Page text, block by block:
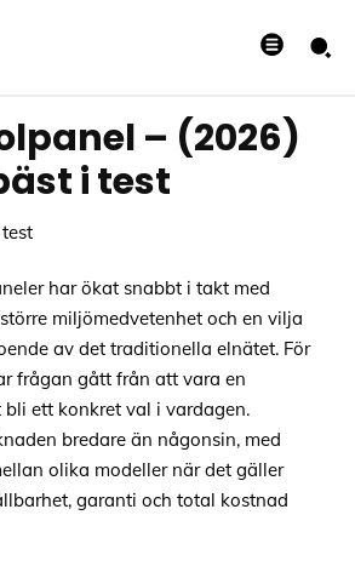
– (2026)
i test
har ökat snabbt i takt med
miljömedvetenhet och en vilja
av det traditionella elnätet. För
frågan gått från att vara en
ett konkret val i vardagen.
bredare än någonsin, med
olika modeller när det gäller
garanti och total kostnad